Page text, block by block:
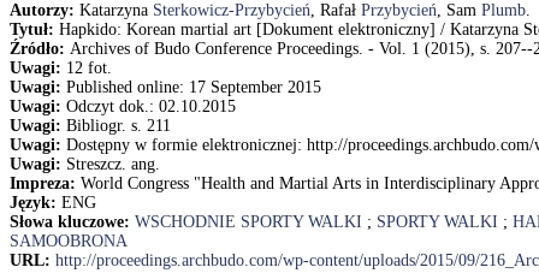
Autorzy: Katarzyna Sterkowicz-Przybycień, Rafał Przybycień, Sam Plumb.
Tytuł: Hapkido: Korean martial art [Dokument elektroniczny] / Katarzyna
Źródło: Archives of Budo Conference Proceedings. - Vol. 1 (2015), s. 207--
Uwagi: 12 fot.
Uwagi: Published online: 17 September 2015
Uwagi: Odczyt dok.: 02.10.2015
Uwagi: Bibliogr. s. 211
Uwagi: Dostępny w formie elektronicznej: http://
Uwagi: Streszcz. ang.
Impreza: World Congress "Health and Martial Arts in Interdisciplinary
Język: ENG
Słowa kluczowe: WSCHODNIE SPORTY WALKI ; SPORTY WALKI ;
SAMOOBRONA
URL: http://proceedings.archbudo.com/wp-content/uploads/2015/09/